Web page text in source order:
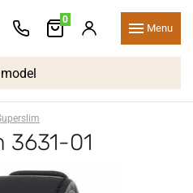
0
Menu
3631-01